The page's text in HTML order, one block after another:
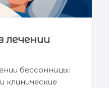
лечении
бессонницы: